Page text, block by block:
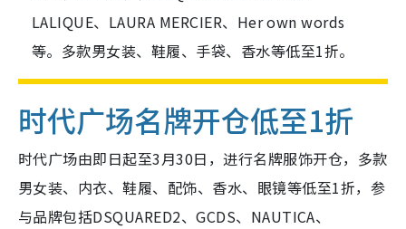
LALIQUE、LAURA MERCIER、Her own words
等。多款男女装、鞋履、手袋、香水等低至1折。
时代广场名牌开仓低至1折
时代广场由即日起至3月30日，进行名牌服饰开仓，多款
男女装、内衣、鞋履、配饰、香水、眼镜等低至1折，参
与品牌包括DSQUARED2、GCDS、NAUTICA、